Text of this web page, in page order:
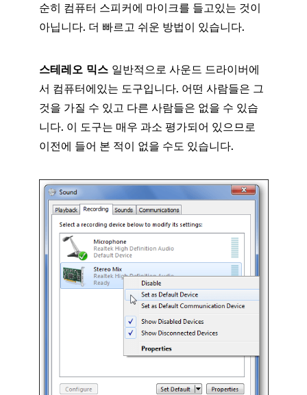
순히 컴퓨터 스피커에 마이크를 들고있는 것이
아닙니다. 더 빠르고 쉬운 방법이 있습니다.
스테레오 믹스 일반적으로 사운드 드라이버에
서 컴퓨터에있는 도구입니다. 어떤 사람들은 그
것을 가질 수 있고 다른 사람들은 없을 수 있습
니다. 이 도구는 매우 과소 평가되어 있으므로
이전에 들어 본 적이 없을 수도 있습니다.